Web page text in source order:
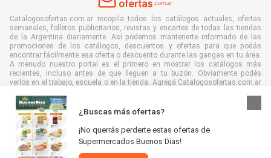
¿Buscas más ofertas?
¡No querrás perderte estas ofertas de
Supermercados Buenos Días!
Catalogosofertas.com.ar recopila todos los catálogos actuales, ofertas
semanales, folletos publicitarios, revistas y encartes de todas las tiendas
de la Argentina diariamente. Así podemos mantenerte informado de las
promociones de los catálogos, descuentos y ofertas para que podás
encontrar fácilmente esa oferta o descuento durante las gangas en tu área.
A menudo nuestro portal es el primero en mostrar los catálogos más
recientes, incluso antes de que lleguen a tu buzón. Obviamente podés
verlos en el trabajo, escuela o en la tienda. Agregá Catalogosofertas.com.ar
digitales contribuís a reducir el desperdicio de papel, lo cual es bueno para
el ambiente.